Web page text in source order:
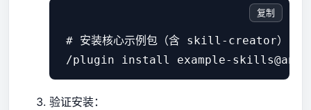
# 安装核心示例包（含 skill-creator）
/plugin install example-skills
复制
验证安装：